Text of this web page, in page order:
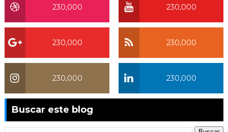
230,000
230,000
230,000
230,000
230,000
230,000
Buscar este blog